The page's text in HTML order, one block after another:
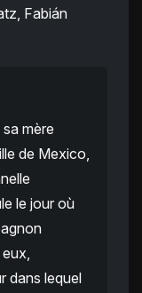
Fabián
mère
de Mexico,
le jour où
dans lequel